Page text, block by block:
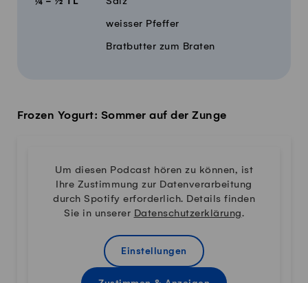
weisser Pfeffer
Bratbutter zum Braten
Frozen Yogurt: Sommer auf der Zunge
Um diesen Podcast hören zu können, ist
Ihre Zustimmung zur Datenverarbeitung
durch Spotify erforderlich. Details finden
Sie in unserer Datenschutzerklärung.
Einstellungen